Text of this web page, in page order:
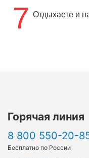
7 Отдыхаете и
Горячая линия
8 800 550-20-
Бесплатно по России